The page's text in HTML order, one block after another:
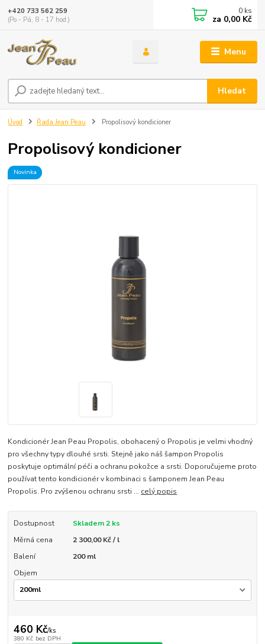
Menu
Hledat
+420 733 562 259
(Po - Pá, 8 - 17 hod.)
0 ks
za 0,00 Kč
Úvod Řada Jean Peau Propolisový kondicioner
Propolisový kondicioner
Novinka
Kondicionér Jean Peau Propolis, obohacený o Propolis je velmi vhodný
pro všechny typy dlouhé srsti. Stejně jako náš šampon Propolis
poskytuje optimální péči a ochranu pokožce a srsti. Doporučujeme proto
používat tento kondicionér v kombinaci s šamponem Jean Peau
Propolis. Pro zvýšenou ochranu srsti ... celý popis
Dostupnost
Skladem 2 ks
Měrná cena
2 300,00 Kč / l
Balení
200 ml
Objem
460 Kč/ks
380 Kč bez DPH